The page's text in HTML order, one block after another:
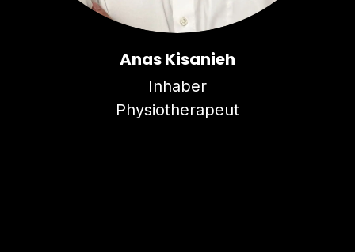
Anas Kisanieh
Inhaber
Physiotherapeut